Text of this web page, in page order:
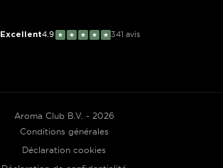
Excellent4.9 ★ ★ ★ ★ ★ 341 avis
Aroma Club B.V. - 2026
Conditions générales
Déclaration cookies